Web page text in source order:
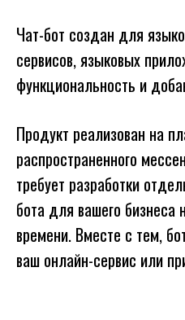
Чат-бот создан для
сервисов, языковых
функциональность и
Продукт реализован на
распространенного
требует разработки
бота для вашего бизнеса
времени. Вместе с тем,
ваш онлайн-сервис или